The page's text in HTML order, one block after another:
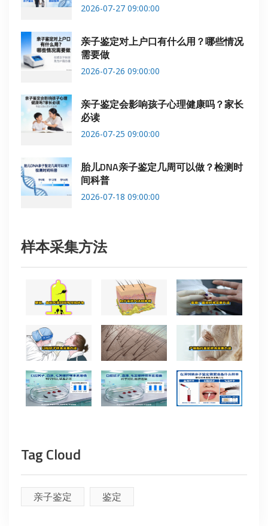
2026-07-27 09:00:00
亲子鉴定对上户口有什么用？哪些情况
需要做
2026-07-26 09:00:00
亲子鉴定会影响孩子心理健康吗？家长
必读
2026-07-25 09:00:00
胎儿DNA亲子鉴定几周可以做？检测时
间科普
2026-07-18 09:00:00
样本采集方法
Tag Cloud
亲子鉴定 鉴定